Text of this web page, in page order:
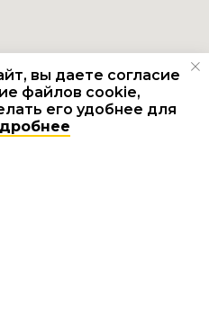
Пишите ;)
вы даете согласие
файлов cookie,
его удобнее для